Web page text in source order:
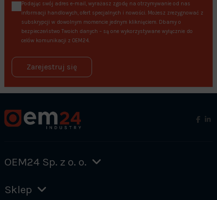
Podając swój adres e-mail, wyrażasz zgodę na otrzymywanie od nas
informacji handlowych, ofert specjalnych i nowości. Możesz zrezygnować z
subskrypcji w dowolnym momencie jednym kliknięciem. Dbamy o
bezpieczeństwo Twoich danych – są one wykorzystywane wyłącznie do
celów komunikacji z OEM24.
Zarejestruj się
OEM24 Sp. z o. o.
Sklep